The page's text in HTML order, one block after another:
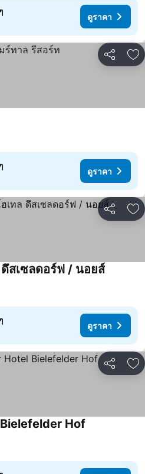
ดูราคา
แชร์ เ
ดูราคา
แชร์ เ
ดึสเซลดอร์ฟ / นอยส์
ดูราคา
แชร์ เ
Hof